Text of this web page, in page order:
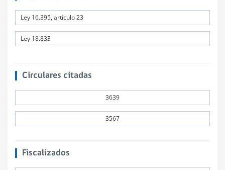
Ley 16.395, artículo 23
Ley 18.833
Circulares citadas
3639
3567
Fiscalizados